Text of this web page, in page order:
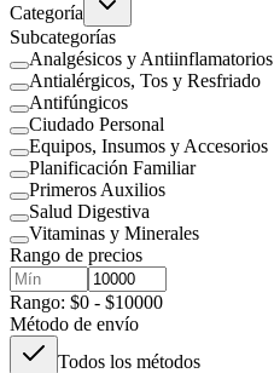
Categoría
Subcategorías
Analgésicos y Antiinflamatorios
Antialérgicos, Tos y Resfriado
Antifúngicos
Ciudado Personal
Equipos, Insumos y Accesorios
Planificación Familiar
Primeros Auxilios
Salud Digestiva
Vitaminas y Minerales
Rango de precios
Rango: $0 - $10000
Método de envío
Todos los métodos